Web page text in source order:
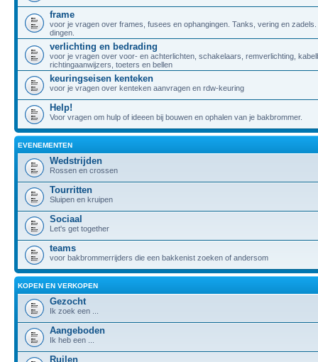
frame
voor je vragen over frames, fusees en ophangingen. Tanks, vering en zadels.
dingen.
verlichting en bedrading
voor je vragen over voor- en achterlichten, schakelaars, remverlichting,
richtingaanwijzers, toeters en bellen
keuringseisen kenteken
voor je vragen over kenteken aanvragen en rdw-keuring
Help!
Voor vragen om hulp of ideeen bij bouwen en ophalen van je bakbrommer.
EVENEMENTEN
Wedstrijden
Rossen en crossen
Tourritten
Sluipen en kruipen
Sociaal
Let's get together
teams
voor bakbrommerrijders die een bakkenist zoeken of andersom
KOPEN EN VERKOPEN
Gezocht
Ik zoek een ...
Aangeboden
Ik heb een ...
Ruilen